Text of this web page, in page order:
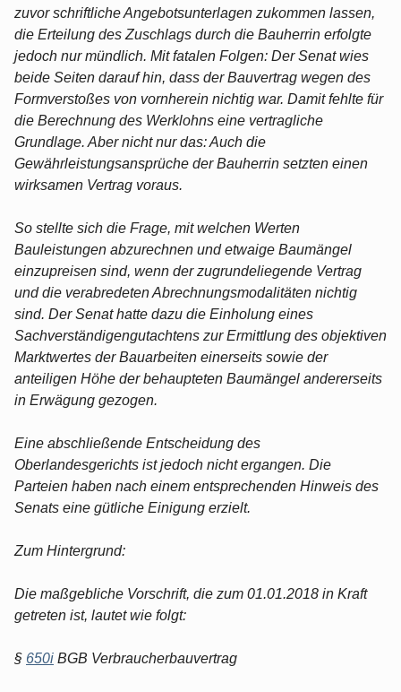
zuvor schriftliche Angebotsunterlagen zukommen lassen,
die Erteilung des Zuschlags durch die Bauherrin erfolgte
jedoch nur mündlich. Mit fatalen Folgen: Der Senat wies
beide Seiten darauf hin, dass der Bauvertrag wegen des
Formverstoßes von vornherein nichtig war. Damit fehlte für
die Berechnung des Werklohns eine vertragliche
Grundlage. Aber nicht nur das: Auch die
Gewährleistungsansprüche der Bauherrin setzten einen
wirksamen Vertrag voraus.
So stellte sich die Frage, mit welchen Werten
Bauleistungen abzurechnen und etwaige Baumängel
einzupreisen sind, wenn der zugrundeliegende Vertrag
und die verabredeten Abrechnungsmodalitäten nichtig
sind. Der Senat hatte dazu die Einholung eines
Sachverständigengutachtens zur Ermittlung des objektiven
Marktwertes der Bauarbeiten einerseits sowie der
anteiligen Höhe der behaupteten Baumängel andererseits
in Erwägung gezogen.
Eine abschließende Entscheidung des
Oberlandesgerichts ist jedoch nicht ergangen. Die
Parteien haben nach einem entsprechenden Hinweis des
Senats eine gütliche Einigung erzielt.
Zum Hintergrund:
Die maßgebliche Vorschrift, die zum 01.01.2018 in Kraft
getreten ist, lautet wie folgt:
§ 650i BGB Verbraucherbauvertrag